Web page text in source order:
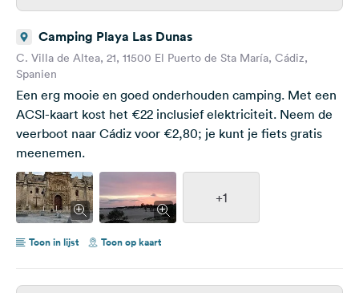
Camping Playa Las Dunas
C. Villa de Altea, 21, 11500 El Puerto de Sta María, Cádiz,
Spanien
Een erg mooie en goed onderhouden camping. Met een
ACSI-kaart kost het €22 inclusief elektriciteit. Neem de
veerboot naar Cádiz voor €2,80; je kunt je fiets gratis
meenemen.
+1
Toon in lijst Toon op kaart